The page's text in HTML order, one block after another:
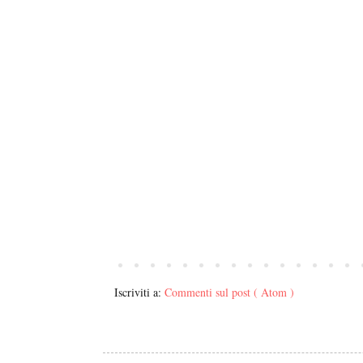
Iscriviti a: Commenti sul post ( Atom )